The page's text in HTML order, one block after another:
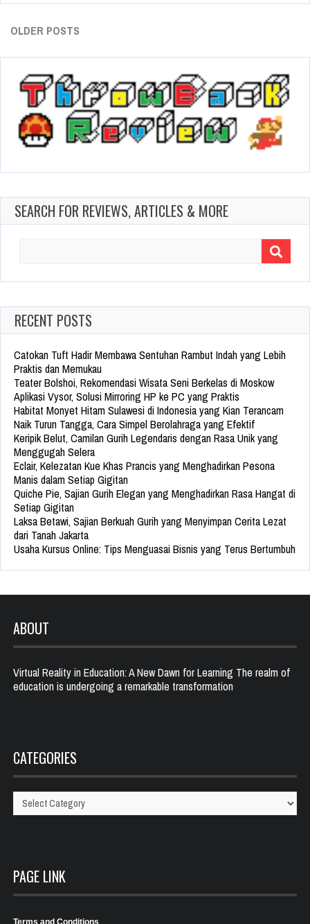
OLDER POSTS
SEARCH FOR REVIEWS, ARTICLES & MORE
RECENT POSTS
Catokan Tuft Hadir Membawa Sentuhan Rambut Indah yang Lebih
Praktis dan Memukau
Teater Bolshoi, Rekomendasi Wisata Seni Berkelas di Moskow
Aplikasi Vysor, Solusi Mirroring HP ke PC yang Praktis
Habitat Monyet Hitam Sulawesi di Indonesia yang Kian Terancam
Naik Turun Tangga, Cara Simpel Berolahraga yang Efektif
Keripik Belut, Camilan Gurih Legendaris dengan Rasa Unik yang
Menggugah Selera
Eclair, Kelezatan Kue Khas Prancis yang Menghadirkan Pesona
Manis dalam Setiap Gigitan
Quiche Pie, Sajian Gurih Elegan yang Menghadirkan Rasa Hangat di
Setiap Gigitan
Laksa Betawi, Sajian Berkuah Gurih yang Menyimpan Cerita Lezat
dari Tanah Jakarta
Usaha Kursus Online: Tips Menguasai Bisnis yang Terus Bertumbuh
ABOUT
Virtual Reality in Education: A New Dawn for Learning The realm of
education is undergoing a remarkable transformation
CATEGORIES
Categories
PAGE LINK
Terms and Conditions